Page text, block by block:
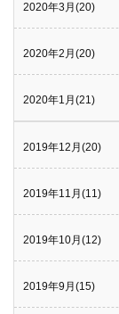
2020年3月(20)
2020年2月(20)
2020年1月(21)
2019年12月(20)
2019年11月(11)
2019年10月(12)
2019年9月(15)